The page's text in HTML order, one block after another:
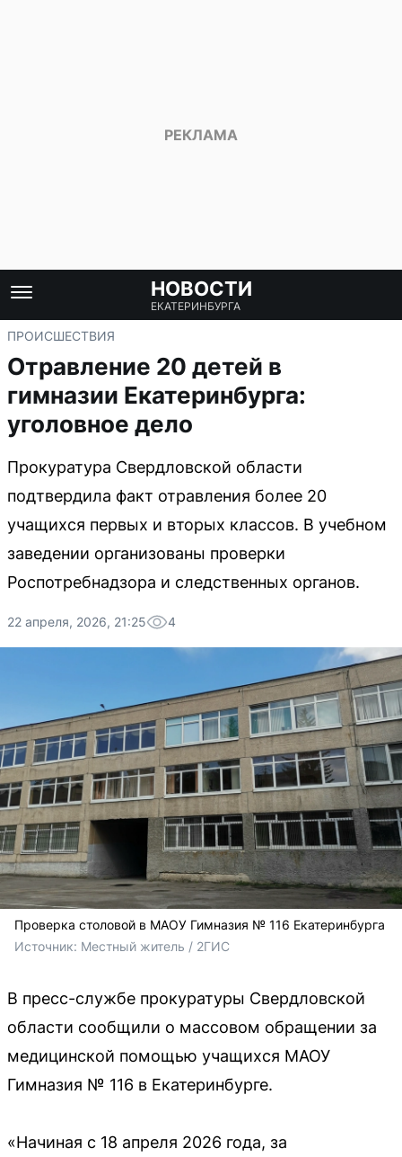
НОВОСТИ
ЕКАТЕРИНБУРГА
ПРОИСШЕСТВИЯ
Отравление 20 детей в
гимназии Екатеринбурга:
уголовное дело
Прокуратура Свердловской области
подтвердила факт отравления более 20
учащихся первых и вторых классов. В учебном
заведении организованы проверки
Роспотребнадзора и следственных органов.
22 апреля, 2026, 21:25 4
Проверка столовой в МАОУ Гимназия № 116 Екатеринбурга
Источник: Местный житель / 2ГИС
В пресс-службе прокуратуры Свердловской
области сообщили о массовом обращении за
медицинской помощью учащихся МАОУ
Гимназия № 116 в Екатеринбурге.
«Начиная с 18 апреля 2026 года, за